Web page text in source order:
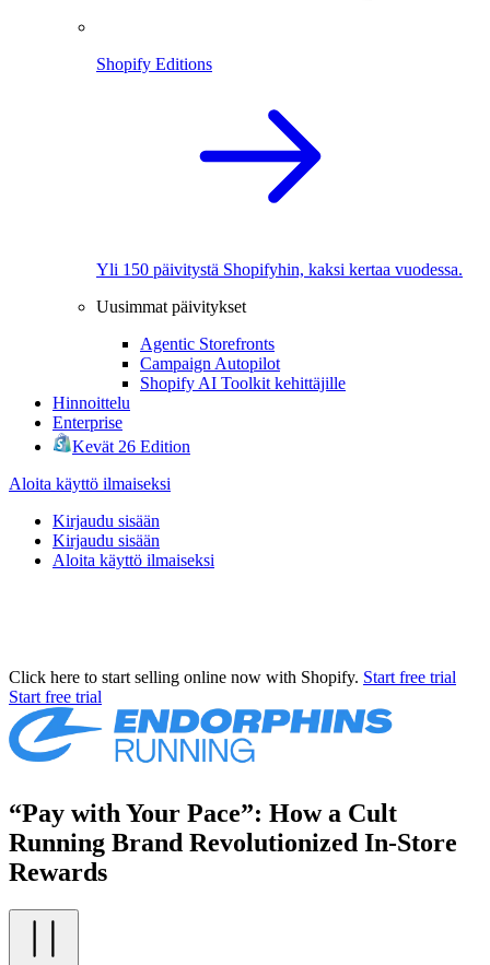
Shopify Editions
Yli 150 päivitystä Shopifyhin, kaksi kertaa vuodessa.
Uusimmat päivitykset
Agentic Storefronts
Campaign Autopilot
Shopify AI Toolkit kehittäjille
Hinnoittelu
Enterprise
Kevät 26 Edition
Aloita käyttö ilmaiseksi
Kirjaudu sisään
Kirjaudu sisään
Aloita käyttö ilmaiseksi
Click here to start selling online now with Shopify. Start free trial
Start free trial
“Pay with Your Pace”: How a Cult
Running Brand Revolutionized In-Store
Rewards